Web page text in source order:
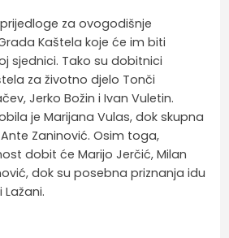
za ovogodišnje
Kaštela koje će im biti
sjednici. Tako su dobitnici
za životno djelo Tonči
Jerko Božin i Ivan Vuletin.
je Marijana Vulas, dok skupna
Zaninović. Osim toga,
dobit će Marijo Jerčić, Milan
dok su posebna priznanja idu
Lažani.